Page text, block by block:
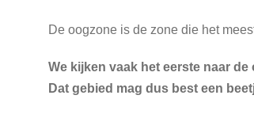
De oogzone is de zone die het
We kijken vaak het eerste naar
Dat gebied mag dus best een